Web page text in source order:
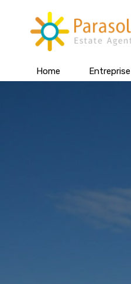
Home Entreprise